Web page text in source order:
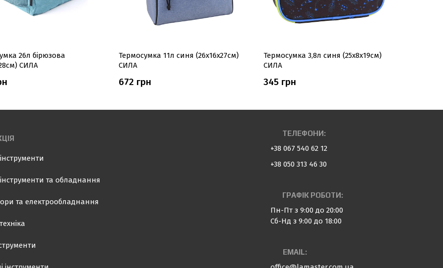
26л бірюзова
СИЛА
Термосумка 11л синя (26х16х27см)
СИЛА
672 грн
Термосумка 3,8л синя (25х8х19см)
СИЛА
345 грн
та обладнання
та електрообладнання
ТЕЛЕФОНИ:
+38 067 540 62 12
+38 050 313 46 30
ГРАФІК РОБОТИ:
Пн-Пт з 9:00 до 20:00
Сб-Нд з 9:00 до 18:00
EMAIL: